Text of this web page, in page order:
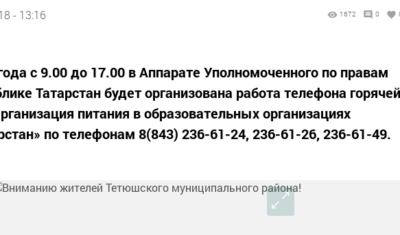
- 13:16 1672 0
с 9.00 до 17.00 в Аппарате Уполномоченного по правам
Татарстан будет организована работа телефона горячей
питания в образовательных организациях
по телефонам 8(843) 236-61-24, 236-61-26, 236-61-49.